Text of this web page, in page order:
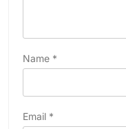
Name *
Email *